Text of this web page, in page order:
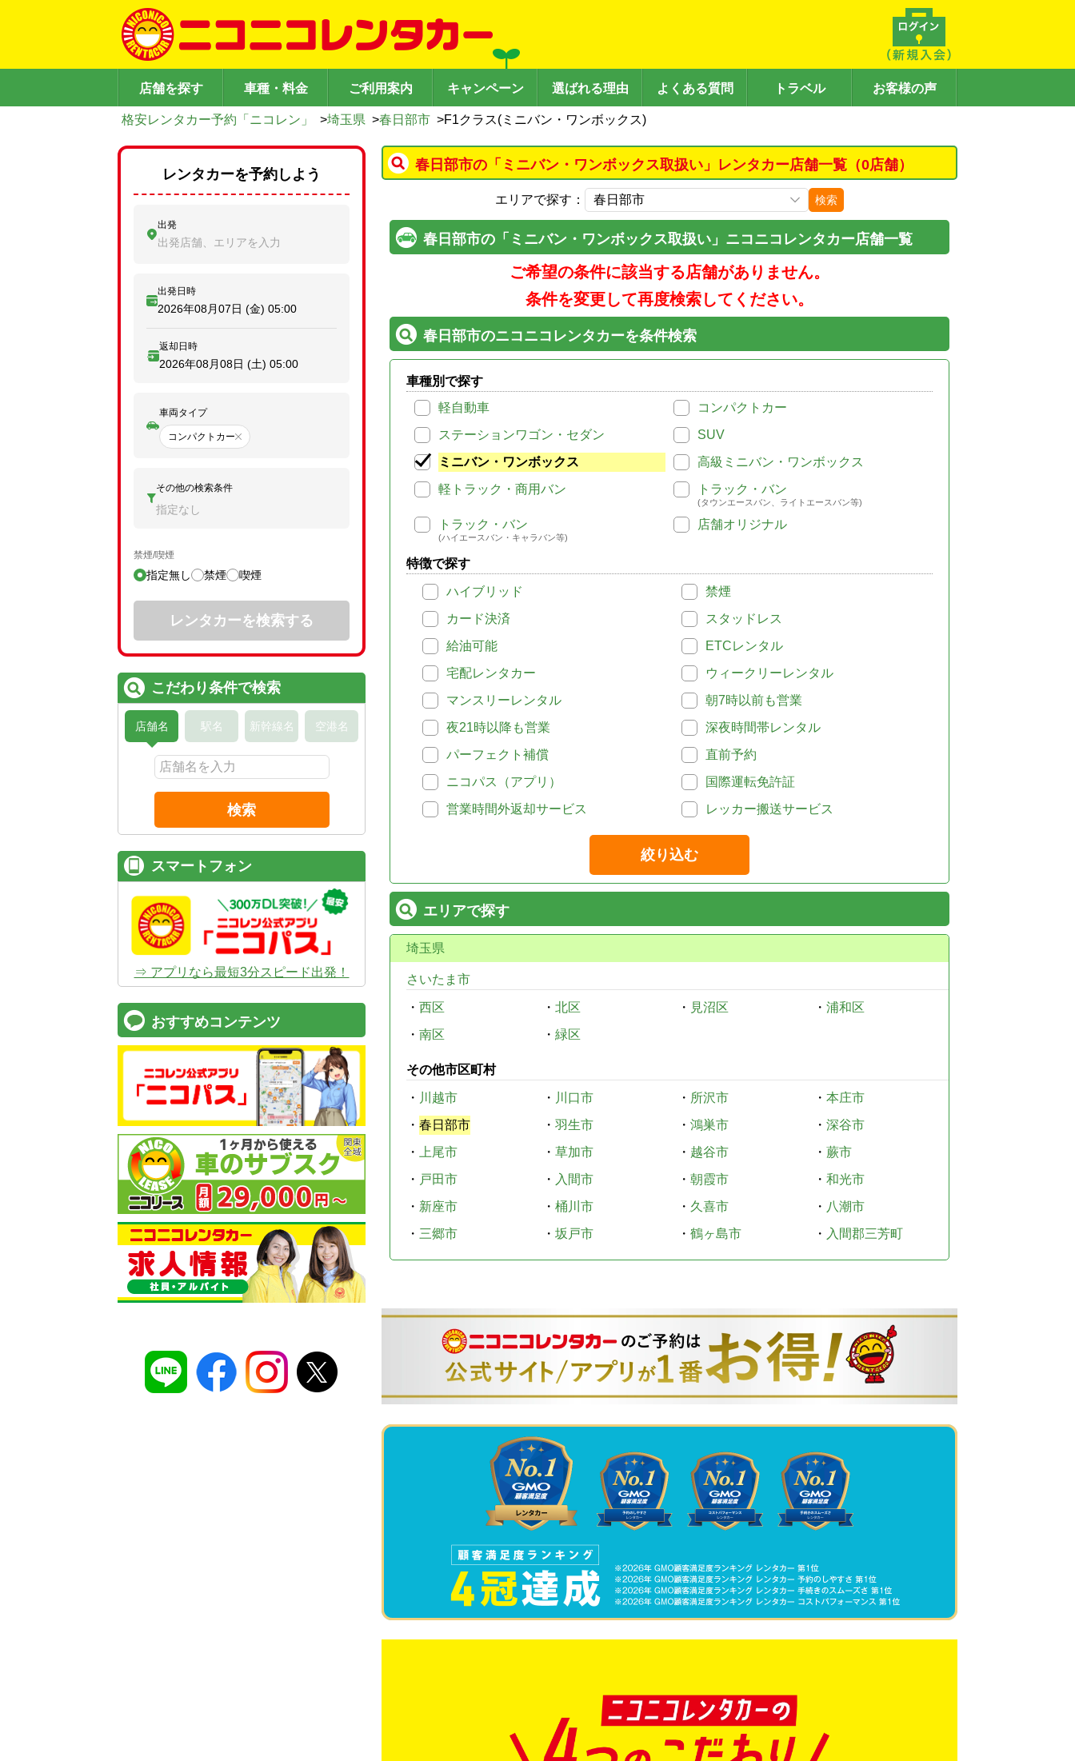
店舗を探す 車種・料金 ご利用案内 キャンペーン 選ばれる理由 よくある質問 トラベル お客様の声
格安レンタカー予約「ニコレン」 >埼玉県 >春日部市 >F1クラス(ミニバン・ワンボックス)
春日部市の「ミニバン・ワンボックス取扱い」レンタカー店舗一覧（0店舗）
エリアで探す： 検索
春日部市の「ミニバン・ワンボックス取扱い」ニコニコレンタカー店舗一覧
ご希望の条件に該当する店舗がありません。
条件を変更して再度検索してください。
春日部市のニコニコレンタカーを条件検索
車種別で探す
軽自動車
コンパクトカー
ステーションワゴン・セダン
SUV
ミニバン・ワンボックス
高級ミニバン・ワンボックス
軽トラック・商用バン
トラック・バン
(タウンエースバン、ライトエースバン等)
トラック・バン
(ハイエースバン・キャラバン等)
店舗オリジナル
特徴で探す
ハイブリッド
禁煙
カード決済
スタッドレス
給油可能
ETCレンタル
宅配レンタカー
ウィークリーレンタル
マンスリーレンタル
朝7時以前も営業
夜21時以降も営業
深夜時間帯レンタル
パーフェクト補償
直前予約
ニコパス（アプリ）
国際運転免許証
営業時間外返却サービス
レッカー搬送サービス
絞り込む
エリアで探す
埼玉県
さいたま市
・ 西区 ・ 北区 ・ 見沼区 ・ 浦和区
・ 南区 ・ 緑区
その他市区町村
・ 川越市 ・ 川口市 ・ 所沢市 ・ 本庄市
・ 春日部市 ・ 羽生市 ・ 鴻巣市 ・ 深谷市
・
上尾市 ・ 草加市 ・ 越谷市 ・ 蕨市
・ 戸田市 ・ 入間市 ・ 朝霞市 ・ 和光市
・ 新座市 ・ 桶川市 ・ 久喜市 ・ 八潮市
・ 三郷市 ・ 坂戸市 ・ 鶴ヶ島市 ・ 入間郡三芳町
レンタカーを予約しよう
出発
出発店舗、エリアを入力
出発日時
2026年08月07日 (金) 05:00
返却日時
2026年08月08日 (土) 05:00
車両タイプ
コンパクトカー
その他の検索条件
指定なし
禁煙/喫煙
指定無し 禁煙 喫煙
レンタカーを検索する
こだわり条件で検索
店舗名 駅名 新幹線名 空港名
検索
スマートフォン
⇒ アプリなら最短3分スピード出発！
おすすめコンテンツ